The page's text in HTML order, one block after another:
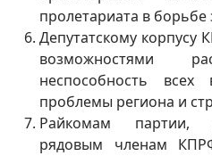
пролетариата в борьбе
Депутатскому
возможностями
неспособность
проблемы региона и
Райкомам партии,
рядовым членам